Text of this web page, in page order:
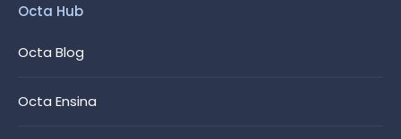
Octa Hub
Octa Blog
Octa Ensina